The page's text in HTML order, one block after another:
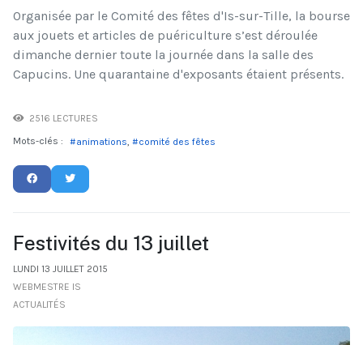
Organisée par le Comité des fêtes d'Is-sur-Tille, la bourse
aux jouets et articles de puériculture s’est déroulée
dimanche dernier toute la journée dans la salle des
Capucins. Une quarantaine d'exposants étaient présents.
2516 LECTURES
Mots-clés :
animations comité des fêtes
Festivités du 13 juillet
LUNDI 13 JUILLET 2015
WEBMESTRE IS
ACTUALITÉS